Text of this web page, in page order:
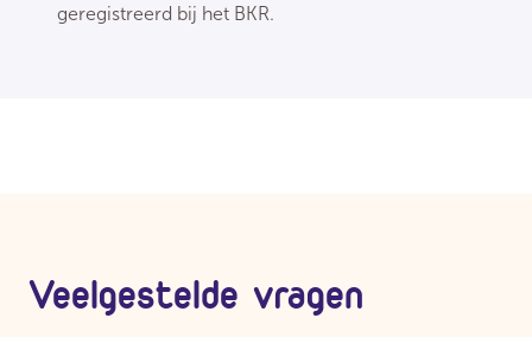
geregistreerd bij het BKR.
Veelgestelde vragen